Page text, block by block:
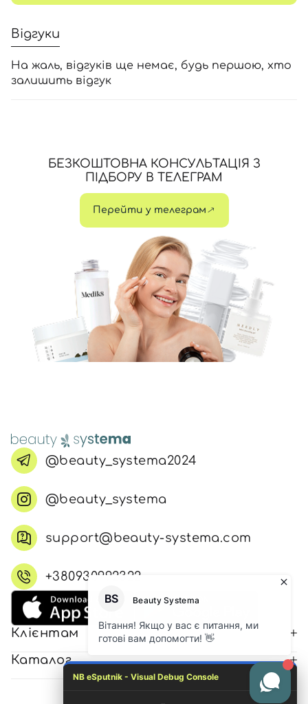
Відгуки
На жаль, відгуків ще немає, будь першою, хто
залишить відгук
БЕЗКОШТОВНА КОНСУЛЬТАЦІЯ З
ПІДБОРУ В ТЕЛЕГРАМ
Перейти у телеграм
@beauty_systema2024
@beauty_systema
support@beauty-systema.com
+380930992322
Клієнтам
Каталог
NB eSputnik - Visual Debug Console